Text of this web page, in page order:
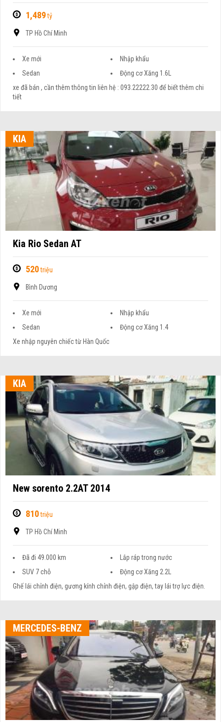
1,489tỷ
TP Hồ Chí Minh
Xe mới
Nhập khẩu
Sedan
Động cơ Xăng 1.6L
xe đã bán , cần thêm thông tin liên hệ : 093.22222.30 để biết thêm chi
tiết
KIA
Kia Rio Sedan AT
520triệu
Bình Dương
Xe mới
Nhập khẩu
Sedan
Động cơ Xăng 1.4
Xe nhập nguyên chiếc từ Hàn Quốc
KIA
New sorento 2.2AT 2014
810triệu
TP Hồ Chí Minh
Đã đi 49.000 km
Lắp ráp trong nước
SUV 7 chỗ
Động cơ Xăng 2.2L
Ghế lái chỉnh điện, gương kính chỉnh điện, gập điện, tay lái trợ lực điện.
MERCEDES-BENZ